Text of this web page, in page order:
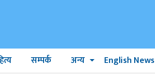
सम्पर्क अन्य English News